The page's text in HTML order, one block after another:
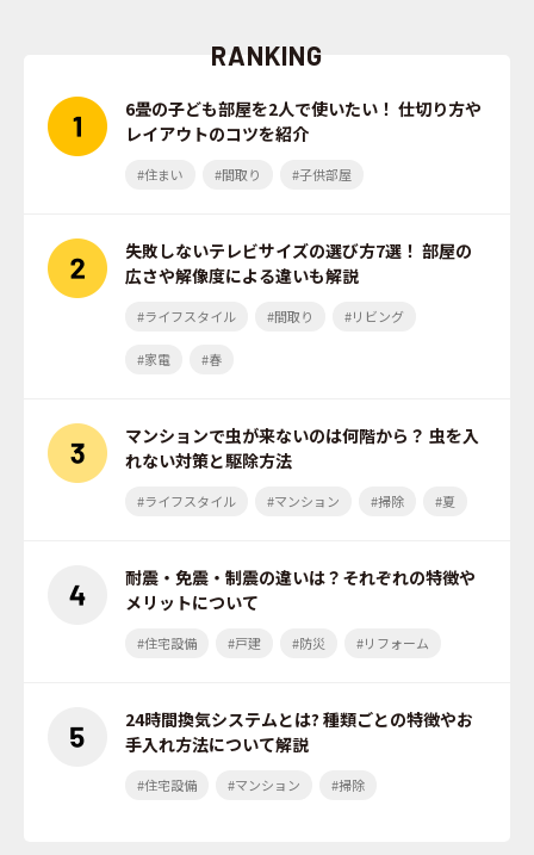
RANKING
6畳の子ども部屋を2人で使いたい！ 仕切り方や
レイアウトのコツを紹介
#住まい #間取り #子供部屋
失敗しないテレビサイズの選び方7選！ 部屋の
広さや解像度による違いも解説
#ライフスタイル #間取り #リビング
#家電 #春
マンションで虫が来ないのは何階から？ 虫を入
れない対策と駆除方法
#ライフスタイル #マンション #掃除 #夏
耐震・免震・制震の違いは？それぞれの特徴や
メリットについて
#住宅設備 #戸建 #防災 #リフォーム
24時間換気システムとは? 種類ごとの特徴やお
手入れ方法について解説
#住宅設備 #マンション #掃除